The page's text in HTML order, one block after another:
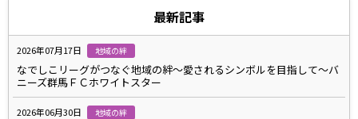
最新記事
2026年07月17日 地域の絆
なでしこリーグがつなぐ地域の絆～愛されるシンボルを目指して～バ
ニーズ群馬ＦＣホワイトスター
2026年06月30日 地域の絆